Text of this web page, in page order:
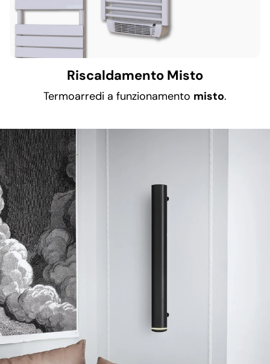
Riscaldamento Misto
Termoarredi a funzionamento misto.